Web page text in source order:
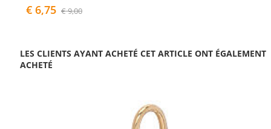
€ 6,75 € 9,00
LES CLIENTS AYANT ACHETÉ CET ARTICLE ONT ÉGALEMENT
ACHETÉ